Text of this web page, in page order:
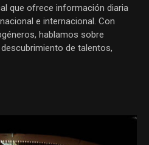
que ofrece información diaria
e internacional. Con
hablamos sobre
de talentos,